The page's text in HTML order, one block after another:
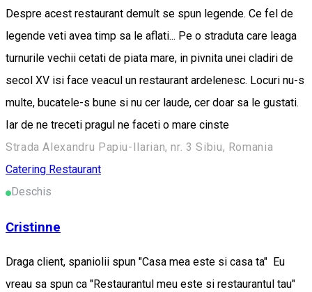
Despre acest restaurant demult se spun legende. Ce fel de
legende veti avea timp sa le aflati... Pe o straduta care leaga
turnurile vechii cetati de piata mare, in pivnita unei cladiri de
secol XV isi face veacul un restaurant ardelenesc. Locuri nu-s
multe, bucatele-s bune si nu cer laude, cer doar sa le gustati.
Iar de ne treceti pragul ne faceti o mare cinste
Strada Alexandru Papiu-Ilarian, nr. 3 Sibiu, Romania
Catering Restaurant
Deschis
Cristinne
Draga client, spaniolii spun "Casa mea este si casa ta" Eu
vreau sa spun ca "Restaurantul meu este si restaurantul tau"